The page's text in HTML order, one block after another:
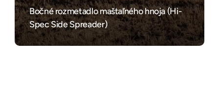
Bočné rozmetadlo maštaľného hnoja (Hi-
Spec Side Spreader)